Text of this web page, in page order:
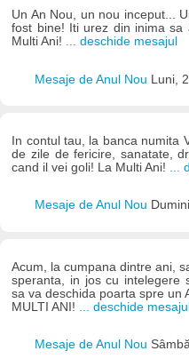
Un An Nou, un nou inceput...
fost bine! Iti urez din inima
Multi Ani! ... deschide mesajul
Mesaje de Anul Nou Luni,
In contul tau, la banca numita
de zile de fericire, sanatate,
cand il vei goli! La Multi Ani! ...
Mesaje de Anul Nou
Acum, la cumpana dintre ani,
speranta, in jos cu intelegere
sa va deschida poarta spre un
MULTI ANI!
... deschide mesajul
Mesaje de Anul Nou